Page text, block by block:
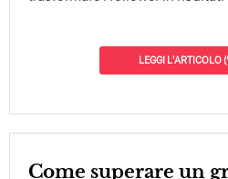
LEGGI L'ARTICOLO(
Come superare un grande dolore? Il